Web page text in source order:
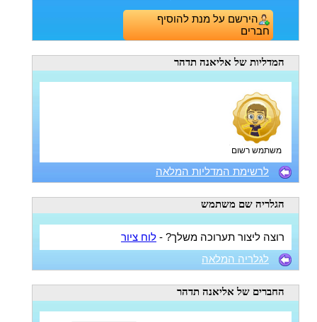
הירשם על מנת להוסיף
חברים
המדליות של אליאנה תדהר
משתמש רשום
לרשימת המדליות המלאה
הגלריה שם משתמש
רוצה ליצור תערוכה משלך? - לוח ציור
לגלריה המלאה
החברים של אליאנה תדהר